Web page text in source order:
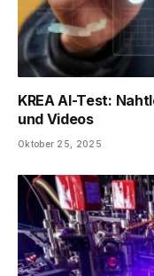
KREA AI-Test:
und Videos
Oktober 25, 2025